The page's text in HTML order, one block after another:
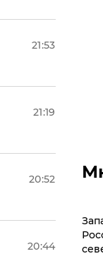
21:53
21:19
20:52
20:44